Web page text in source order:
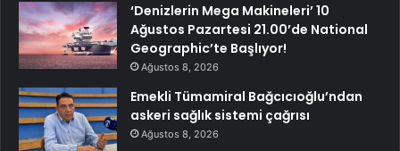
‘Denizlerin Mega Makineleri’ 10
Ağustos Pazartesi 21.00’de National
Geographic’te Başlıyor!
Ağustos 8, 2026
Emekli Tümamiral Bağcıcıoğlu’ndan
askeri sağlık sistemi çağrısı
Ağustos 8, 2026